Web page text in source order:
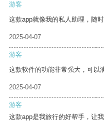
游客
这款app就像我的私人助理，随
2025-04-07
游客
这款软件的功能非常强大，可以
2025-04-07
游客
这款app是我旅行的好帮手，让